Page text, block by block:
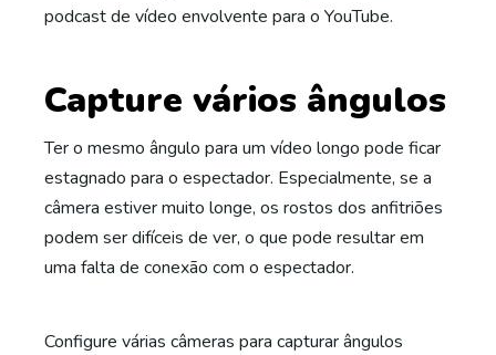
podcast de vídeo envolvente para o YouTube.
Capture vários ângulos
Ter o mesmo ângulo para um vídeo longo pode ficar
estagnado para o espectador. Especialmente, se a
câmera estiver muito longe, os rostos dos anfitriões
podem ser difíceis de ver, o que pode resultar em
uma falta de conexão com o espectador.
Configure várias câmeras para capturar ângulos